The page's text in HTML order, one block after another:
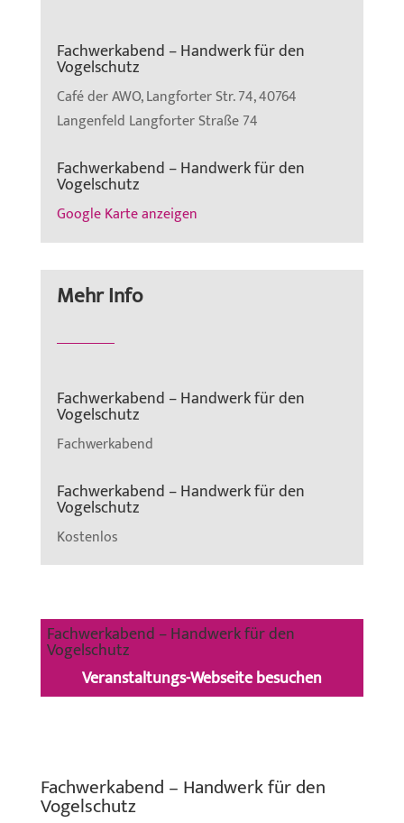
Fachwerkabend – Handwerk für den
Vogelschutz
Café der AWO, Langforter Str. 74, 40764
Langenfeld Langforter Straße 74
Fachwerkabend – Handwerk für den
Vogelschutz
Google Karte anzeigen
Mehr Info
Fachwerkabend – Handwerk für den
Vogelschutz
Fachwerkabend
Fachwerkabend – Handwerk für den
Vogelschutz
Kostenlos
Fachwerkabend – Handwerk für den
Vogelschutz
Veranstaltungs-Webseite besuchen
Fachwerkabend – Handwerk für den
Vogelschutz